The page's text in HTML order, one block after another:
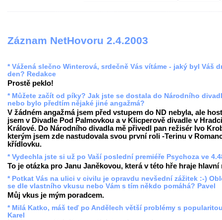
Záznam NetHovoru 2.4.2003
* Vážená slečno Winterová, srdečně Vás vítáme - jaký byl Váš
den? Redakce
Prostě peklo!
* Můžete začít od píky? Jak jste se dostala do Národního
nebo bylo předtím nějaké jiné angažmá?
V žádném angažmá jsem před vstupem do ND nebyla, ale
jsem v Divadle Pod Palmovkou a v Klicperově divadle v Hradci
Králové. Do Národního divadla mě přivedl pan režisér Ivo
kterým jsem zde nastudovala svou první roli -Terinu v
křídlovku.
* Vydechla jste si už po Vaší poslední premiéře Psychoza ve
To je otázka pro Janu Janěkovou, která v této hře hraje hlavní
* Potkat Vás na ulici v civilu je opravdu nevšední zážitek :-)
se dle vlastního vkusu nebo Vám s tím někdo pomáhá? Pavel
Můj vkus je mým poradcem.
* Milá Katko, máš teď po Andělech větší problémy s
Karel